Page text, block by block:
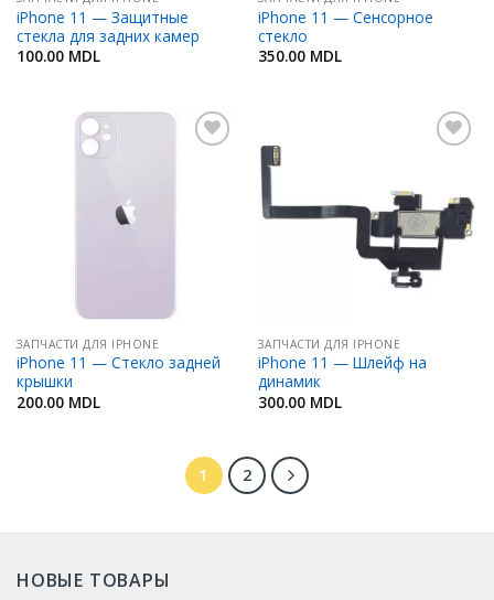
iPhone 11 — Защитные
стекла для задних камер
100.00 MDL
iPhone 11 — Сенсорное
стекло
350.00 MDL
ЗАПЧАСТИ ДЛЯ IPHONE
iPhone 11 — Стекло задней
крышки
200.00 MDL
Избранное
ЗАПЧАСТИ ДЛЯ IPHONE
iPhone 11 — Шлейф на
динамик
300.00 MDL
1 2
НОВЫЕ ТОВАРЫ